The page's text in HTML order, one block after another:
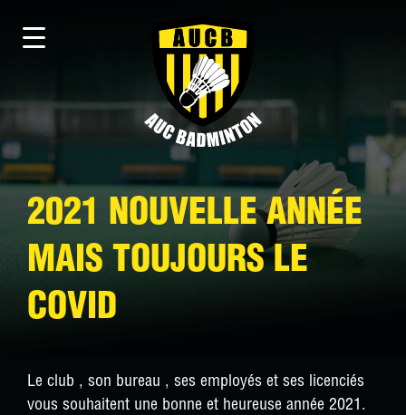
2021 NOUVELLE ANNÉE
MAIS TOUJOURS LE
COVID
Le club , son bureau , ses employés et ses licenciés
vous souhaitent une bonne et heureuse année 2021.